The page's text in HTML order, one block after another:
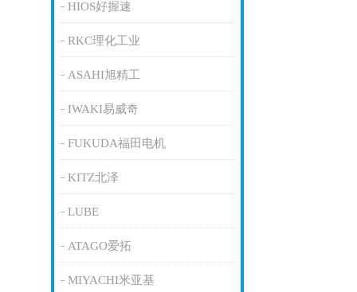
HIOS好握速
RKC理化工业
ASAHI旭精工
IWAKI易威奇
FUKUDA福田电机
KITZ北泽
LUBE
ATAGO爱拓
MIYACHI米亚基